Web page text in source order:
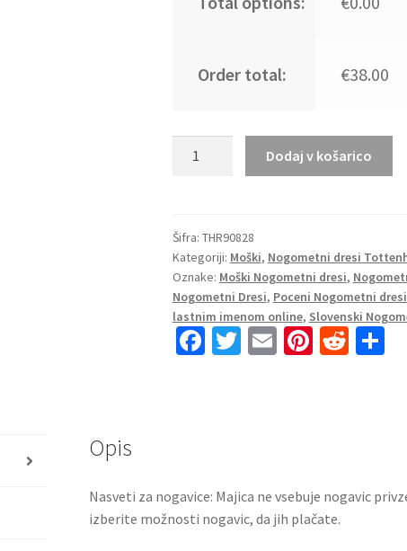
Order total: €38.00
Hotspur
Tretji
2023
Kratek
Rokav
+
Dodaj v košarico
Šifra: THR90828
Kategoriji: Moški, Nogometni dresi
Oznake: Moški Nogometni dresi,
Nogometni Dresi, Poceni Nogometni
lastnim imenom online, Slovenski
Fa
k
T E Pi R S
Opis
Nasveti za nogavice: Majica ne vsebuje nogavic
izberite možnosti nogavic, da jih plačate.